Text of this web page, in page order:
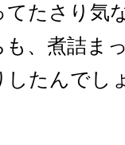
たさり気
、煮詰ま
したんでし